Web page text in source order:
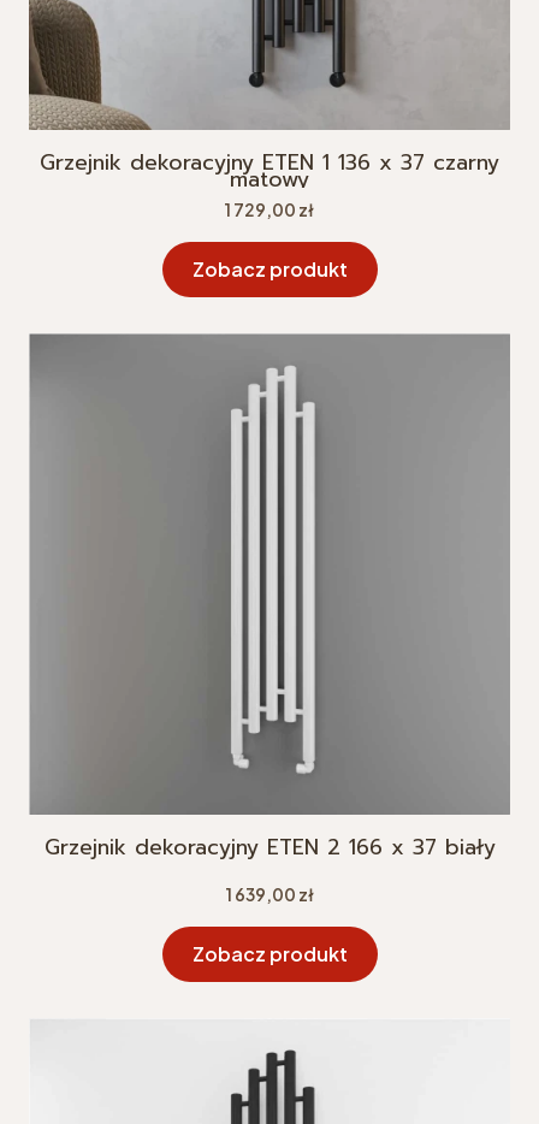
Grzejnik dekoracyjny ETEN 1 136 x 37 czarny
matowy
Cena
1 729,00 zł
Zobacz produkt
Grzejnik dekoracyjny ETEN 2 166 x 37 biały
Cena
1 639,00 zł
Zobacz produkt